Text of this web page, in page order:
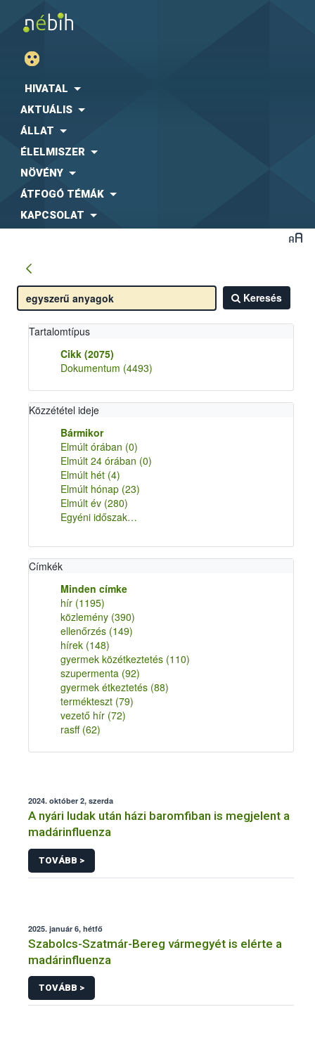
HIVATAL
AKTUÁLIS
ÁLLAT
ÉLELMISZER
NÖVÉNY
ÁTFOGÓ TÉMÁK
KAPCSOLAT
Keresés
Tartalomtípus
Cikk (2075)
Dokumentum (4493)
Közzététel ideje
Bármikor
Elmúlt órában (0)
Elmúlt 24 órában (0)
Elmúlt hét (4)
Elmúlt hónap (23)
Elmúlt év (280)
Egyéni időszak…
Címkék
Minden címke
hír (1195)
közlemény (390)
ellenőrzés (149)
hírek (148)
gyermek közétkeztetés (110)
szupermenta (92)
gyermek étkeztetés (88)
termékteszt (79)
vezető hír (72)
rasff (62)
2024. október 2, szerda
A nyári ludak után házi baromfiban is megjelent a
madárinfluenza
TOVÁBB >
2025. január 6, hétfő
Szabolcs-Szatmár-Bereg vármegyét is elérte a
madárinfluenza
TOVÁBB >